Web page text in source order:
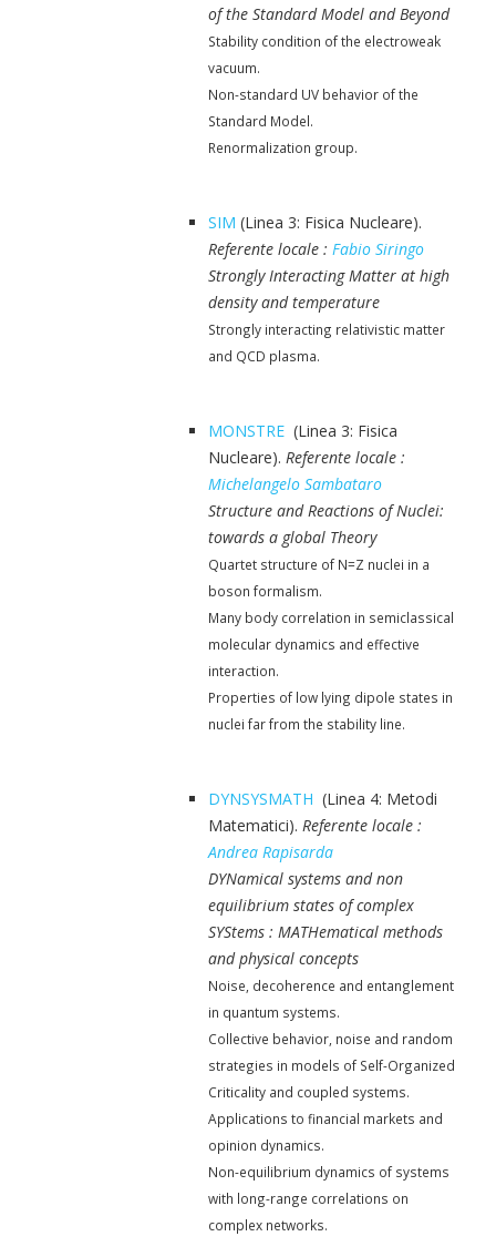
of the Standard Model and Beyond
Stability condition of the electroweak
vacuum.
Non-standard UV behavior of the
Standard Model.
Renormalization group.
SIM (Linea 3: Fisica Nucleare).
Referente locale : Fabio Siringo
Strongly Interacting Matter at high
density and temperature
Strongly interacting relativistic matter
and QCD plasma.
MONSTRE (Linea 3: Fisica
Nucleare). Referente locale :
Michelangelo Sambataro
Structure and Reactions of Nuclei:
towards a global Theory
Quartet structure of N=Z nuclei in a
boson formalism.
Many body correlation in semiclassical
molecular dynamics and effective
interaction.
Properties of low lying dipole states in
nuclei far from the stability line.
DYNSYSMATH (Linea 4: Metodi
Matematici). Referente locale :
Andrea Rapisarda
DYNamical systems and non
equilibrium states of complex
SYStems : MATHematical methods
and physical concepts
Noise, decoherence and entanglement
in quantum systems.
Collective behavior, noise and random
strategies in models of Self-Organized
Criticality and coupled systems.
Applications to financial markets and
opinion dynamics.
Non-equilibrium dynamics of systems
with long-range correlations on
complex networks.